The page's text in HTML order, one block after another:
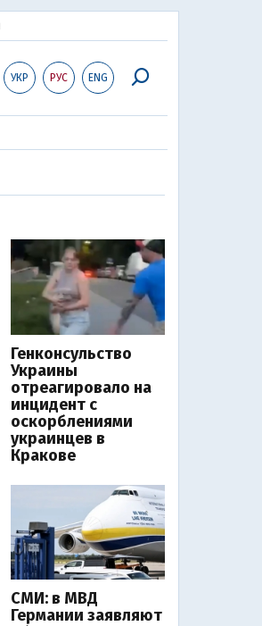
УКР РУС ENG
Генконсульство
Украины
отреагировало на
инцидент с
оскорблениями
украинцев в
Кракове
СМИ: в МВД
Германии заявляют